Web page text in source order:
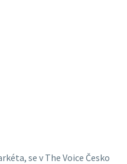
se v The Voice Česko